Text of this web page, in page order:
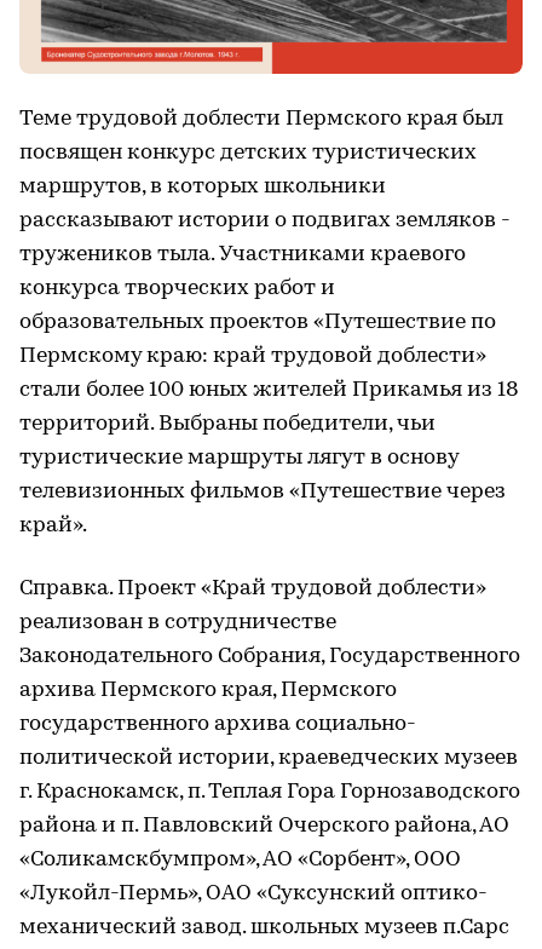
Теме трудовой доблести Пермского края был
посвящен конкурс детских туристических
маршрутов, в которых школьники
рассказывают истории о подвигах земляков -
тружеников тыла. Участниками краевого
конкурса творческих работ и
образовательных проектов «Путешествие по
Пермскому краю: край трудовой доблести»
стали более 100 юных жителей Прикамья из 18
территорий. Выбраны победители, чьи
туристические маршруты лягут в основу
телевизионных фильмов «Путешествие через
край».
Справка. Проект «Край трудовой доблести»
реализован в сотрудничестве
Законодательного Собрания, Государственного
архива Пермского края, Пермского
государственного архива социально-
политической истории, краеведческих музеев
г. Краснокамск, п. Теплая Гора Горнозаводского
района и п. Павловский Очерского района, АО
«Соликамскбумпром», АО «Сорбент», ООО
«Лукойл-Пермь», ОАО «Суксунский оптико-
механический завод. школьных музеев п.Сарс